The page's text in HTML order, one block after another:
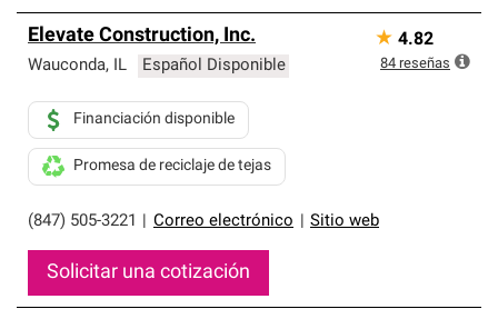
Elevate Construction, Inc.
Wauconda, IL Español Disponible
(847) 505-3221 Correo electrónico Sitio web
Financiación disponible
Promesa de reciclaje de tejas
Solicitar una cotización
★ 4.82
84 reseñas